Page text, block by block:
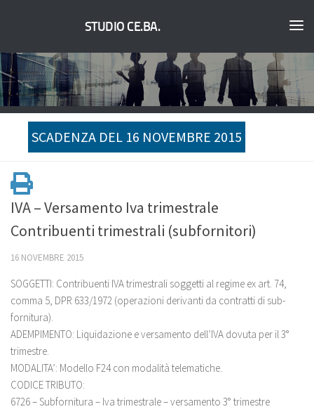
STUDIO CE.BA.
SCADENZA DEL 16 NOVEMBRE 2015
IVA – Versamento Iva trimestrale
Contribuenti trimestrali (subfornitori)
16 NOVEMBRE 2015
SOGGETTI: Contribuenti IVA trimestrali soggetti al regime ex art. 74,
comma 5, DPR 633/1972 (operazioni derivanti da contratti di sub-
fornitura).
ADEMPIMENTO: Liquidazione e versamento dell’IVA dovuta per il 3°
trimestre.
MODALITA’: Modello F24 con modalità telematiche.
CODICE TRIBUTO:
6726 – Subfornitura – Iva trimestrale – versamento 3° trimestre